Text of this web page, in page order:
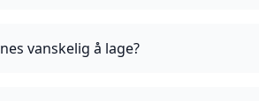
vanskelig å lage?